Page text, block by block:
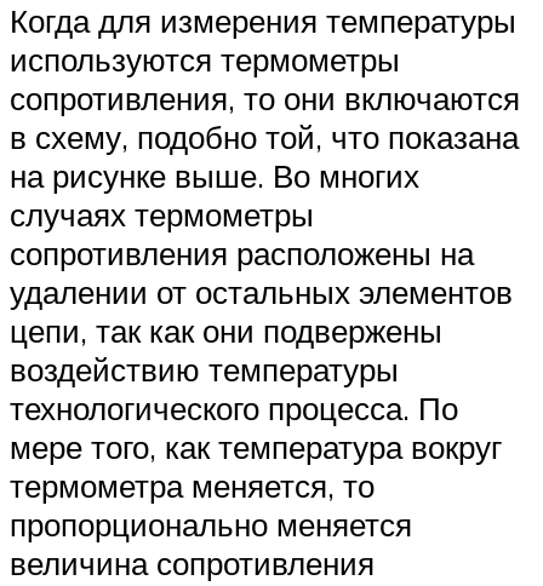
Когда для измерения температуры
используются термометры
сопротивления, то они включаются
в схему, подобно той, что показана
на рисунке выше. Во многих
случаях термометры
сопротивления расположены на
удалении от остальных элементов
цепи, так как они подвержены
воздействию температуры
технологического процесса. По
мере того, как температура вокруг
термометра меняется, то
пропорционально меняется
величина сопротивления